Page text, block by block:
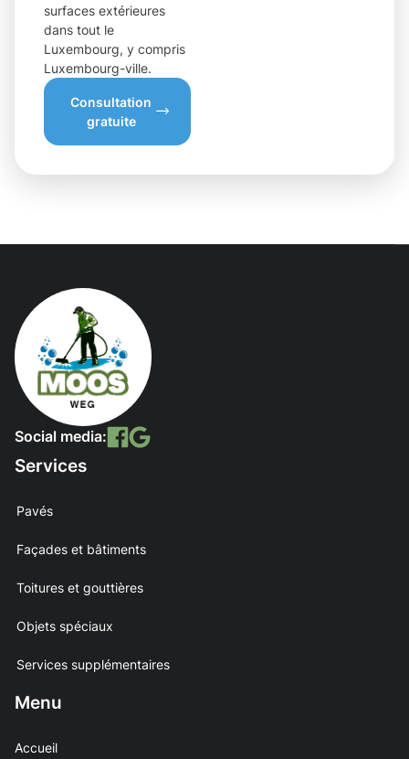
surfaces extérieures
dans tout le
Luxembourg, y compris
Luxembourg-ville.
Consultation
gratuite
Social media:
Services
Pavés
Façades et bâtiments
Toitures et gouttières
Objets spéciaux
Services supplémentaires
Menu
Accueil